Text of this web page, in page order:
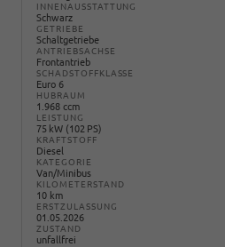
INNENAUSSTATTUNG
Schwarz
GETRIEBE
Schaltgetriebe
ANTRIEBSACHSE
Frontantrieb
SCHADSTOFFKLASSE
Euro 6
HUBRAUM
1.968 ccm
LEISTUNG
75 kW (102 PS)
KRAFTSTOFF
Diesel
KATEGORIE
Van/Minibus
KILOMETERSTAND
10 km
ERSTZULASSUNG
01.05.2026
ZUSTAND
unfallfrei